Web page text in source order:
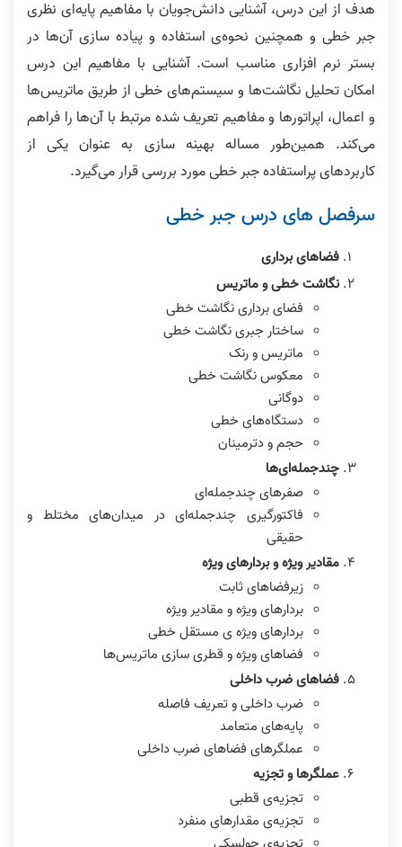
هدف از این درس، آشنایی دانش‌جویان با مفاهیم پایه‌ای نظری
جبر خطی و همچنین نحوه‌ی استفاده و پیاده سازی آن‌ها در
بستر نرم افزاری مناسب است. آشنایی با مفاهیم این درس
امکان تحلیل نگاشت‌ها و سیستم‌های خطی از طریق ماتریس‌ها
و اعمال، اپراتورها و مفاهیم تعریف شده مرتبط با آن‌ها را فراهم
می‌کند. همین‌طور مساله بهینه سازی به عنوان یکی از
کاربردهای پراستفاده جبر خطی مورد بررسی قرار می‌گیرد.
سرفصل های درس جبر خطی
فضاهای برداری
نگاشت خطی و ماتریس
فضای برداری نگاشت خطی
ساختار جبری نگاشت خطی
ماتریس و رنک
معکوس نگاشت خطی
دوگانی
دستگاه‌های خطی
حجم و دترمینان
چندجمله‌ای‌ها
صفرهای چندجمله‌ای
فاکتورگیری چندجمله‌ای در میدان‌های مختلط و
حقیقی
مقادیر ویژه و بردارهای ویژه
زیرفضاهای ثابت
بردارهای ویژه و مقادیر ویژه
بردارهای ویژه ی مستقل خطی
فضاهای ویژه و قطری سازی ماتریس‌ها
فضاهای ضرب داخلی
ضرب داخلی و تعریف فاصله
پایه‌های متعامد
عملگرهای فضاهای ضرب داخلی
عملگرها و تجزیه
تجزیه‌ی قطبی
تجزیه‌ی مقدارهای منفرد